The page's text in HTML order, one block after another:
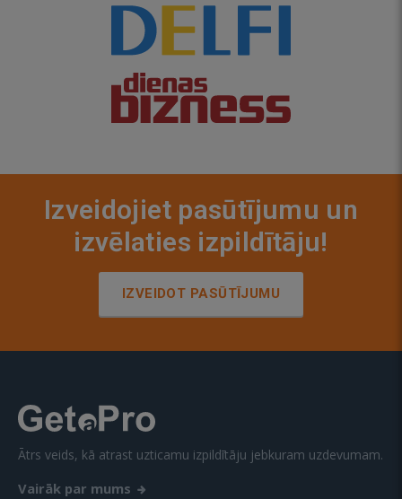
Izveidojiet pasūtījumu un
izvēlaties izpildītāju!
IZVEIDOT PASŪTĪJUMU
Ātrs veids, kā atrast uzticamu izpildītāju jebkuram uzdevumam.
Vairāk par mums